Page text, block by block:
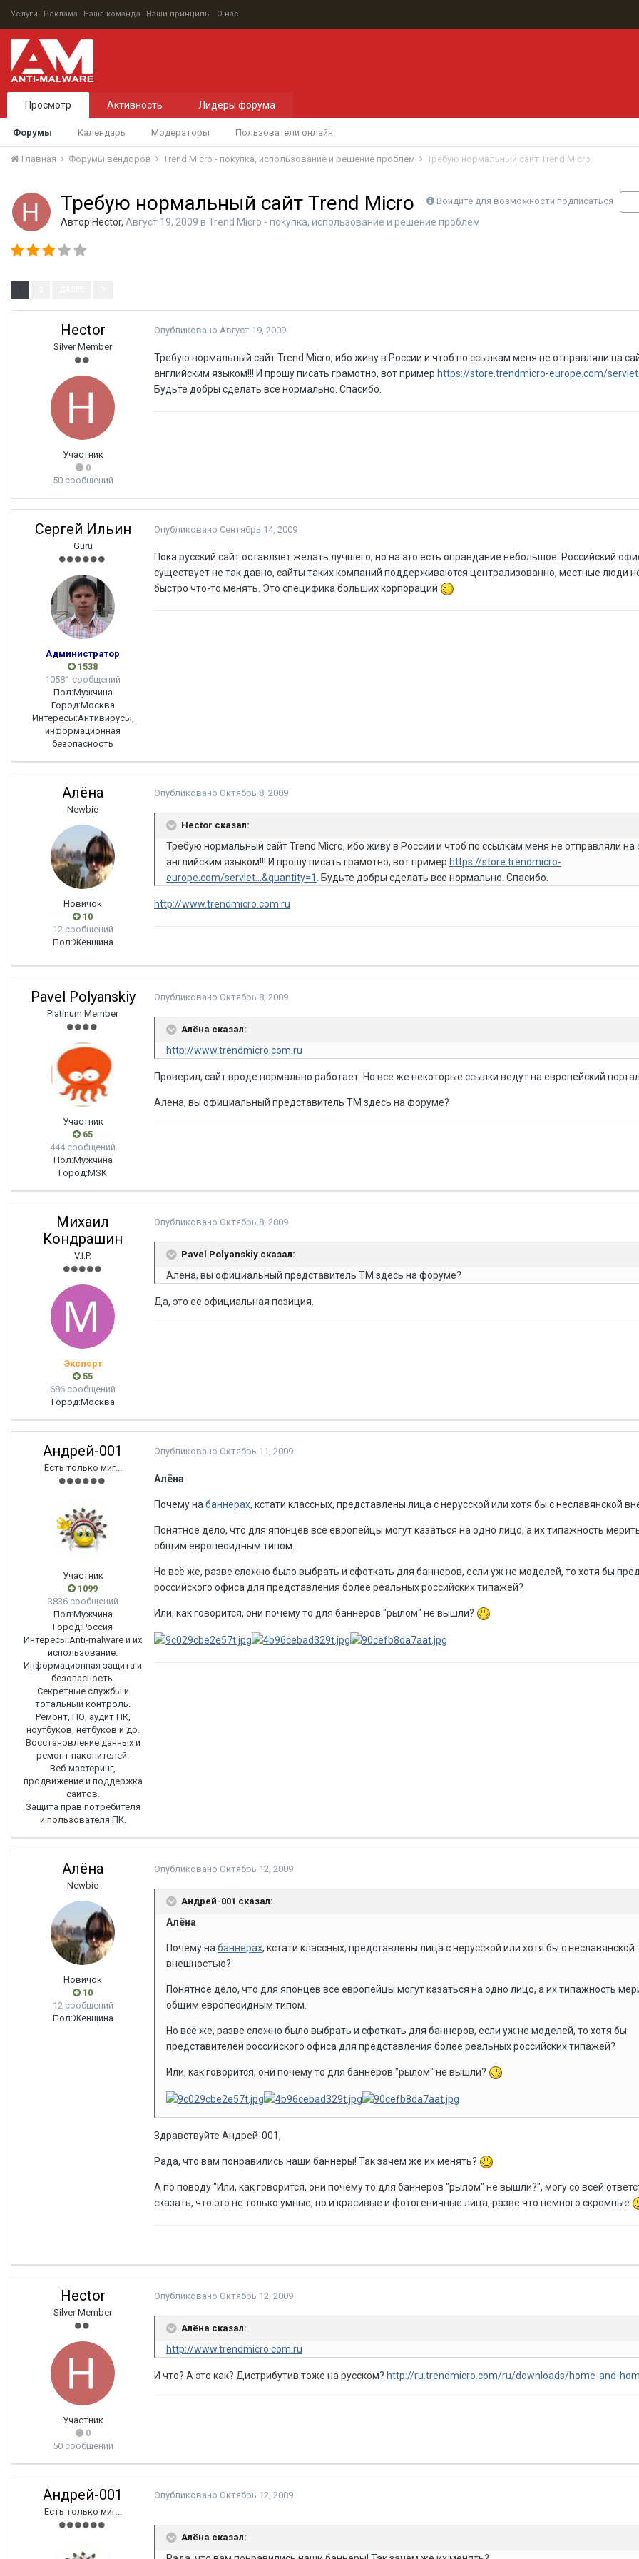
Услуги Реклама Наша команда Наши принципы О нас
Просмотр
Форумы Календарь Модераторы Пользователи онлайн
Активность Лидеры форума
Главная Форумы вендоров Trend Micro - покупка, использование и решение проблем Требую нормальный сайт Trend Micro
Войдите для возможности подписаться
Требую нормальный сайт Trend Micro
Автор Hector, Август 19, 2009 в Trend Micro - покупка, использование и решение проблем
Hector
Silver Member
Участник
0
50 сообщений
Опубликовано Август 19, 2009
Требую нормальный сайт Trend Micro, ибо живу в России и чтоб по ссылкам меня не отправляли на
английским языком!!! И прошу писать грамотно, вот пример https://store.trendmicro-europe.com/
Будьте добры сделать все нормально. Спасибо.
Сергей Ильин
Guru
Администратор
1538
10581 сообщений
Пол:Мужчина
Город:Москва
Интересы:Антивирусы,
информационная
безопасность
Опубликовано Сентябрь 14, 2009
Пока русский сайт оставляет желать лучшего, но на это есть оправдание небольшое. Российский
существует не так давно, сайты таких компаний поддерживаются централизованно, местные люди
быстро что-то менять. Это специфика больших корпораций
Алёна
Newbie
Новичок
10
12 сообщений
Пол:Женщина
Опубликовано Октябрь 8, 2009
Hector сказал:
Требую нормальный сайт Trend Micro, ибо живу в России и чтоб по ссылкам меня не отправляли на
английским языком!!! И прошу писать грамотно, вот пример https://store.trendmicro-
europe.com/servlet...&quantity=1
. Будьте добры сделать все нормально. Спасибо.
http://www.trendmicro.com.ru
Pavel Polyanskiy
Platinum Member
Участник
65
444 сообщений
Пол:Мужчина
Город:MSK
Опубликовано Октябрь 8, 2009
Алёна сказал:
http://www.trendmicro.com.ru
Проверил, сайт вроде нормально работает. Но все же некоторые ссылки ведут на европейский
Алена, вы официальный представитель TM здесь на форуме?
Михаил
Кондрашин
V.I.P.
Эксперт
55
686 сообщений
Город:Москва
Опубликовано Октябрь 8, 2009
Pavel Polyanskiy сказал:
Алена, вы официальный представитель TM здесь на форуме?
Да, это ее официальная позиция.
Андрей-001
Есть только миг...
Участник
1099
3836 сообщений
Пол:Мужчина
Город:Россия
Интересы:Anti-malware и их
использование.
Информационная защита и
безопасность.
Секретные службы и
тотальный контроль.
Ремонт, ПО, аудит ПК,
ноутбуков, нетбуков и др.
Восстановление данных и
ремонт накопителей.
Веб-мастеринг,
продвижение и поддержка
сайтов.
Защита прав потребителя
и пользователя ПК.
Опубликовано Октябрь 11, 2009
Алёна
Почему на баннерах, кстати классных, представлены лица с нерусской или хотя бы с неславянской
Понятное дело, что для японцев все европейцы могут казаться на одно лицо, а их типажность
общим европеоидным типом.
Но всё же, разве сложно было выбрать и сфоткать для баннеров, если уж не моделей, то хотя бы
российского офиса для представления более реальных российских типажей?
Или, как говорится, они почему то для баннеров "рылом" не вышли?
Алёна
Newbie
Новичок
10
12 сообщений
Пол:Женщина
Опубликовано Октябрь 12, 2009
Андрей-001 сказал:
Алёна
Почему на баннерах, кстати классных, представлены лица с нерусской или хотя бы с неславянской
внешностью?
Понятное дело, что для японцев все европейцы могут казаться на одно лицо, а их типажность
общим европеоидным типом.
Но всё же, разве сложно было выбрать и сфоткать для баннеров, если уж не моделей, то хотя бы
представителей российского офиса для представления более реальных российских типажей?
Или, как говорится, они почему то для баннеров "рылом" не вышли?
Здравствуйте Андрей-001,
Рада, что вам понравились наши баннеры! Так зачем же их менять?
А по поводу "Или, как говорится, они почему то для баннеров "рылом" не вышли?", могу со всей
сказать, что это не только умные, но и красивые и фотогеничные лица, разве что немного скромные
Hector
Silver Member
Участник
0
50 сообщений
Опубликовано Октябрь 12, 2009
Алёна сказал:
http://www.trendmicro.com.ru
И что? А это как? Дистрибутив тоже на русском? http://ru.trendmicro.com/ru/downloads/home-and-
Андрей-001
Есть только миг...
Опубликовано Октябрь 12, 2009
Алёна сказал: